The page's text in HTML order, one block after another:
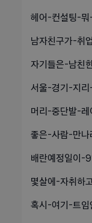
헤어-컨설팅-
남자친구가-취
자기들은-남친
서울-경기-지
머리-중단발-
좋은-사람-만
배란예정일이
몇살에-자취하
혹시-여기-트